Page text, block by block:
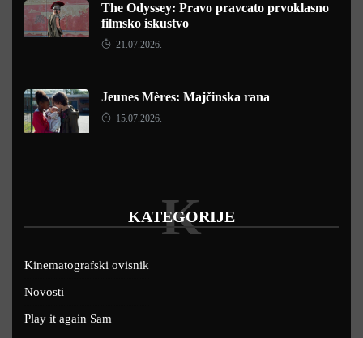
The Odyssey: Pravo pravcato prvoklasno
filmsko iskustvo
21.07.2026.
Jeunes Mères: Majčinska rana
15.07.2026.
KATEGORIJE
K
Kinematografski ovisnik
Novosti
Play it again Sam